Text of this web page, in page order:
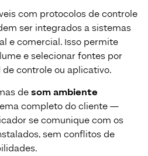
com protocolos de controle
ser integrados a sistemas
e comercial. Isso permite
e selecionar fontes por
controle ou aplicativo.
desom ambiente
completo do cliente —
se comunique com os
sem conflitos de